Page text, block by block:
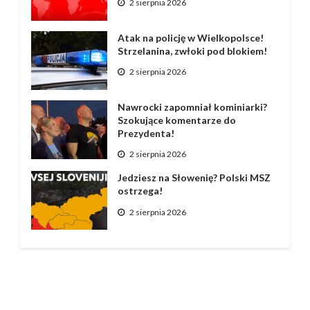
2 sierpnia 2026
Atak na policję w Wielkopolsce!
Strzelanina, zwłoki pod blokiem!
2 sierpnia 2026
Nawrocki zapomniał kominiarki?
Szokujące komentarze do
Prezydenta!
2 sierpnia 2026
Jedziesz na Słowenię? Polski MSZ
ostrzega!
2 sierpnia 2026